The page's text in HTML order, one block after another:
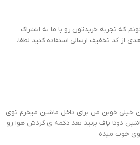
کالکشن
بسیار مناسب است. به‌صرفه
هر فضایی ادکلن مناسب با آن را
همچنین جذابترین عطرهای
کنید. برای دیدن سایر ادکلن های
همراه باشید وخرید عطرهای خوشبو را
که تجربه خریدتون رو با ما به اشتراک
از کد تخفیف ارسالی استفاده کنید لطفا.
خیلی خوبن من برای داخل ماشین میخرم توی
دوتا پاف بزنید بعد دکمه ی گردش هوا رو
خوب میده